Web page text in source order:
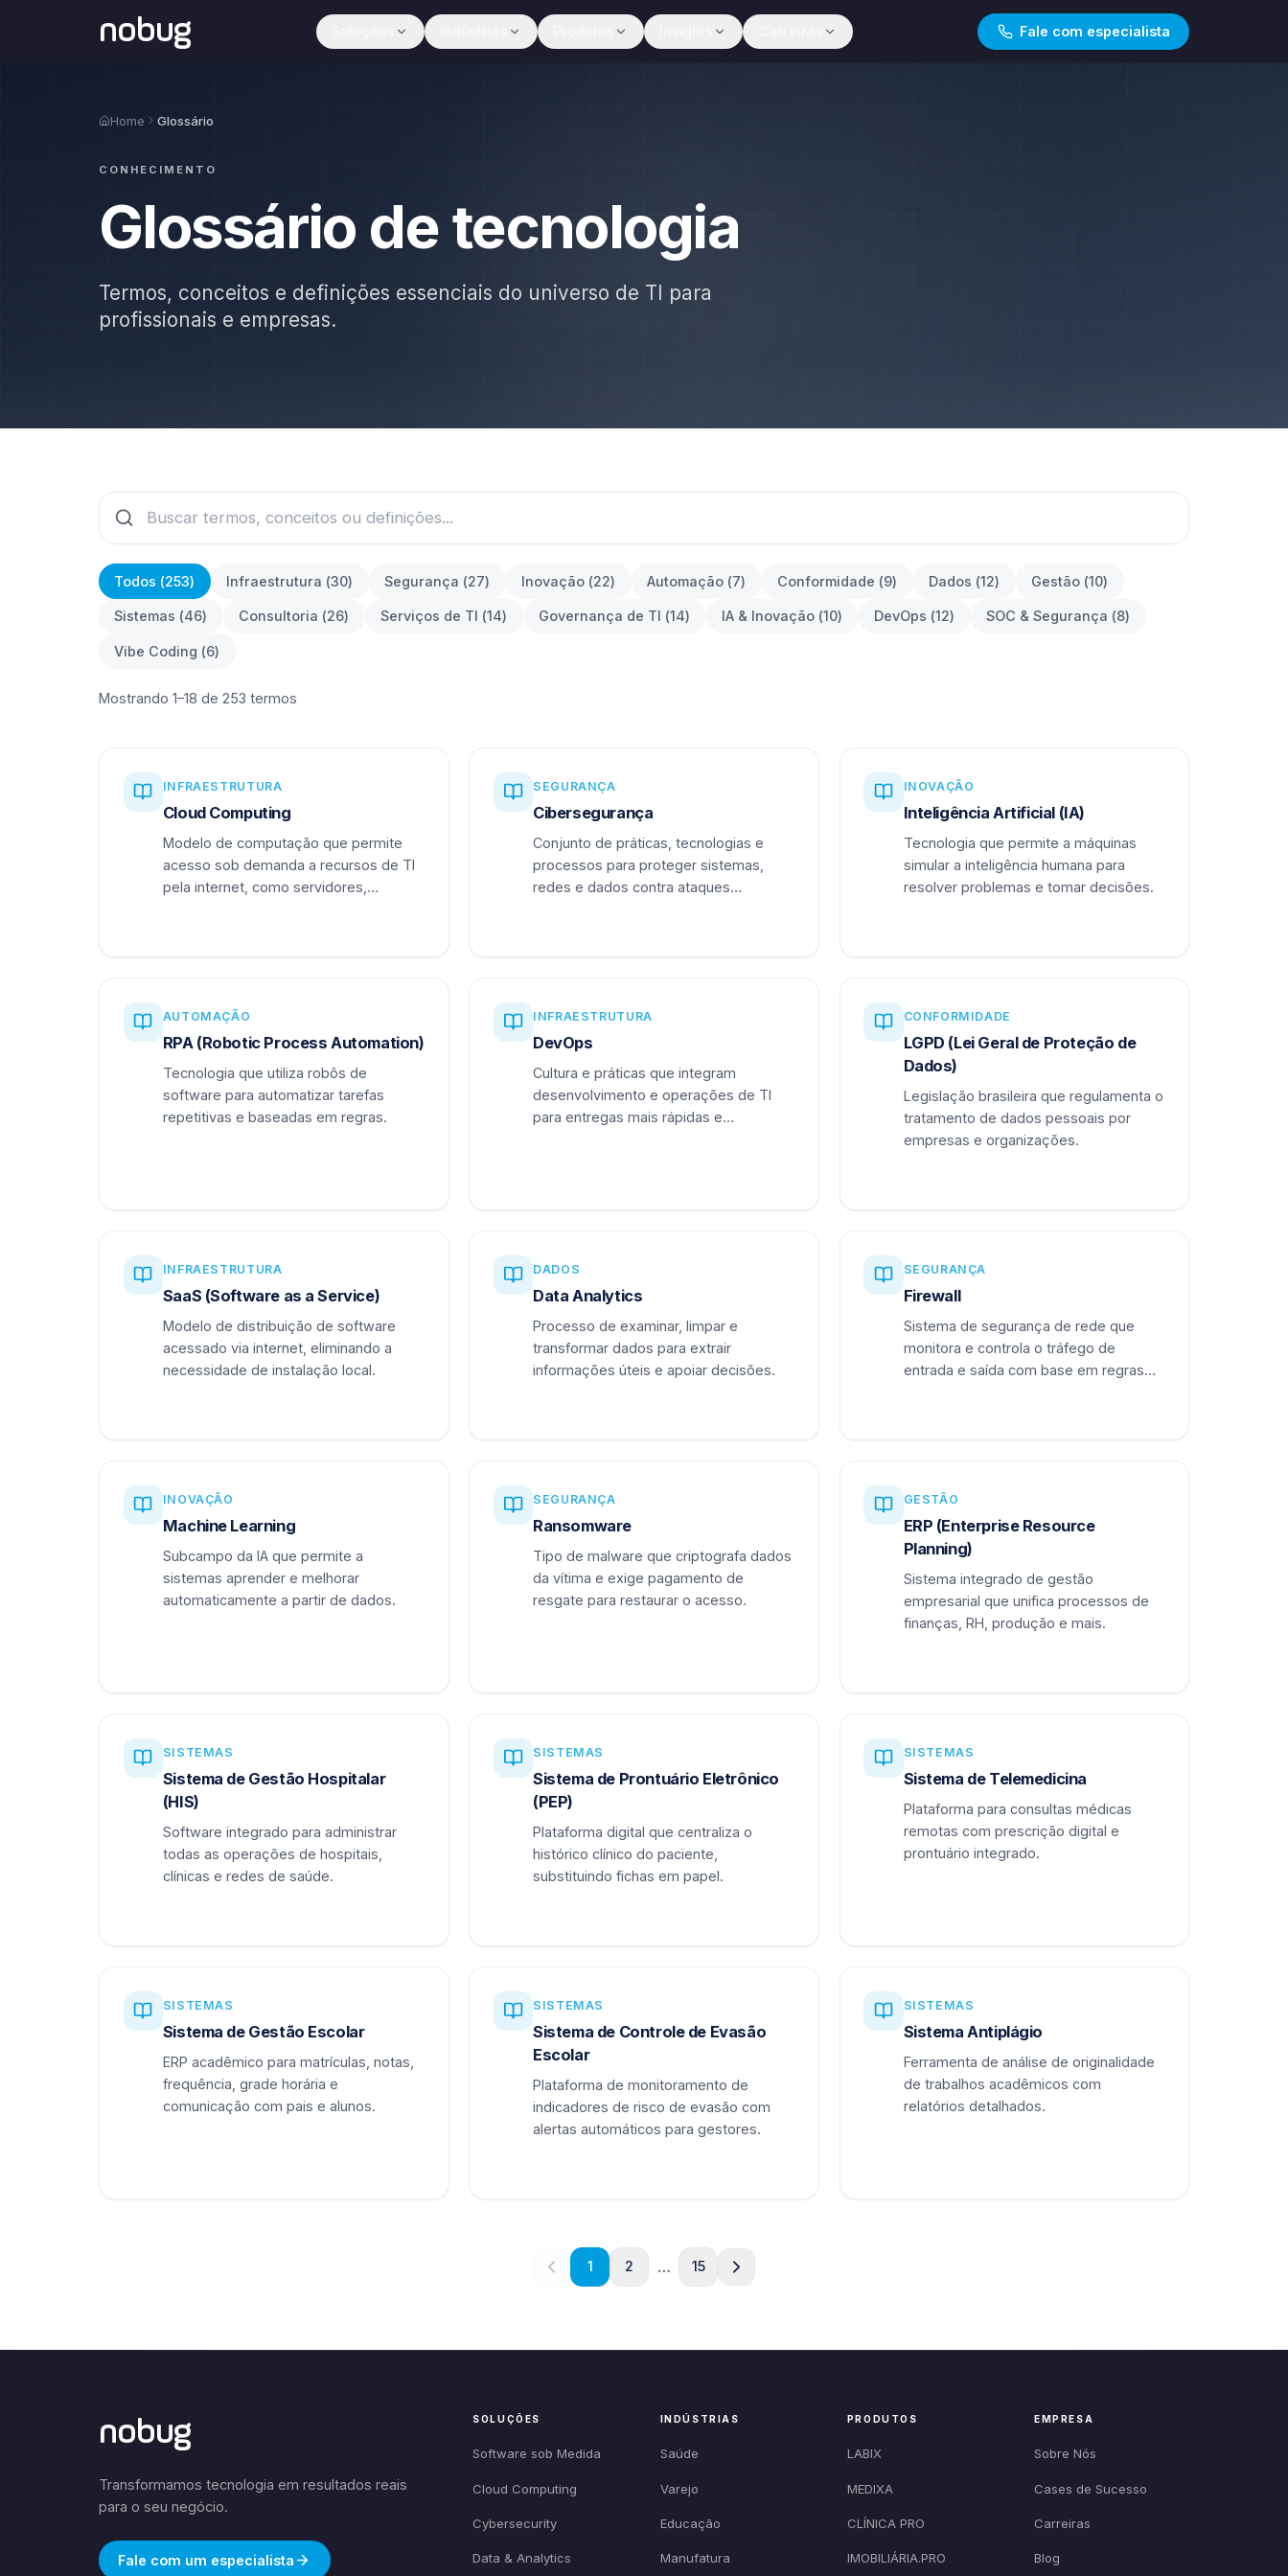
nobug Fale com especialista
Home Glossário
CONHECIMENTO
Glossário de tecnologia
Termos, conceitos e definições essenciais do universo de TI para
profissionais e empresas.
Todos (253) Infraestrutura (30) Segurança (27) Inovação (22) Automação (7) Conformidade (9) Dados (12) Gestão (10)
Sistemas (46) Consultoria (26) Serviços de TI (14) Governança de TI (14) IA & Inovação (10) DevOps (12) SOC & Segurança (8)
Vibe Coding (6)
Mostrando 1–18 de 253 termos
INFRAESTRUTURA
Cloud Computing
Modelo de computação que permite
acesso sob demanda a recursos de TI
pela internet, como servidores,
SEGURANÇA
Cibersegurança
Conjunto de práticas, tecnologias e
processos para proteger sistemas,
redes e dados contra ataques
INOVAÇÃO
Inteligência Artificial (IA)
Tecnologia que permite a máquinas
simular a inteligência humana para
resolver problemas e tomar decisões.
AUTOMAÇÃO
RPA (Robotic Process Automation)
Tecnologia que utiliza robôs de
software para automatizar tarefas
repetitivas e baseadas em regras.
INFRAESTRUTURA
DevOps
Cultura e práticas que integram
desenvolvimento e operações de TI
para entregas mais rápidas e
CONFORMIDADE
LGPD (Lei Geral de Proteção de
Dados)
Legislação brasileira que regulamenta o
tratamento de dados pessoais por
empresas e organizações.
INFRAESTRUTURA
SaaS (Software as a Service)
Modelo de distribuição de software
acessado via internet, eliminando a
necessidade de instalação local.
DADOS
Data Analytics
Processo de examinar, limpar e
transformar dados para extrair
informações úteis e apoiar decisões.
SEGURANÇA
Firewall
Sistema de segurança de rede que
monitora e controla o tráfego de
entrada e saída com base em regras
INOVAÇÃO
Machine Learning
Subcampo da IA que permite a
sistemas aprender e melhorar
automaticamente a partir de dados.
SEGURANÇA
Ransomware
Tipo de malware que criptografa dados
da vítima e exige pagamento de
resgate para restaurar o acesso.
GESTÃO
ERP (Enterprise Resource
Planning)
Sistema integrado de gestão
empresarial que unifica processos de
finanças, RH, produção e mais.
SISTEMAS
Sistema de Gestão Hospitalar
(HIS)
Software integrado para administrar
todas as operações de hospitais,
clínicas e redes de saúde.
SISTEMAS
Sistema de Prontuário Eletrônico
(PEP)
Plataforma digital que centraliza o
histórico clínico do paciente,
substituindo fichas em papel.
SISTEMAS
Sistema de Telemedicina
Plataforma para consultas médicas
remotas com prescrição digital e
prontuário integrado.
SISTEMAS
Sistema de Gestão Escolar
ERP acadêmico para matrículas, notas,
frequência, grade horária e
comunicação com pais e alunos.
SISTEMAS
Sistema de Controle de Evasão
Escolar
Plataforma de monitoramento de
indicadores de risco de evasão com
alertas automáticos para gestores.
SISTEMAS
Sistema Antiplágio
Ferramenta de análise de originalidade
de trabalhos acadêmicos com
relatórios detalhados.
1 2 … 15
nobug
Transformamos tecnologia em resultados reais
para o seu negócio.
Fale com um especialista
SOLUÇÕES
Software sob Medida
Cloud Computing
Cybersecurity
Data & Analytics
INDÚSTRIAS
Saúde
Varejo
Educação
Manufatura
PRODUTOS
LABIX
MEDIXA
CLÍNICA PRO
IMOBILIÁRIA.PRO
EMPRESA
Sobre Nós
Cases de Sucesso
Carreiras
Blog